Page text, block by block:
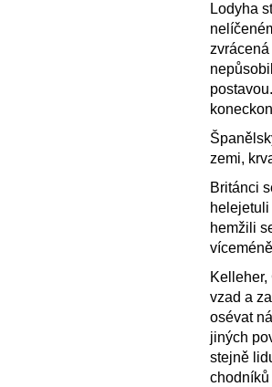
Lodyha
zemi,
Británci
hemžili
Kelleher,
vzad a
osévat
jiných
stejně
chodníků